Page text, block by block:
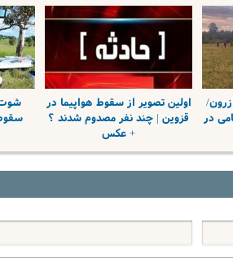
در
اولین تصویر از سقوط هواپیما در
قزوین | چند نفر مصدوم شدند ؟
+ عکس
شوت